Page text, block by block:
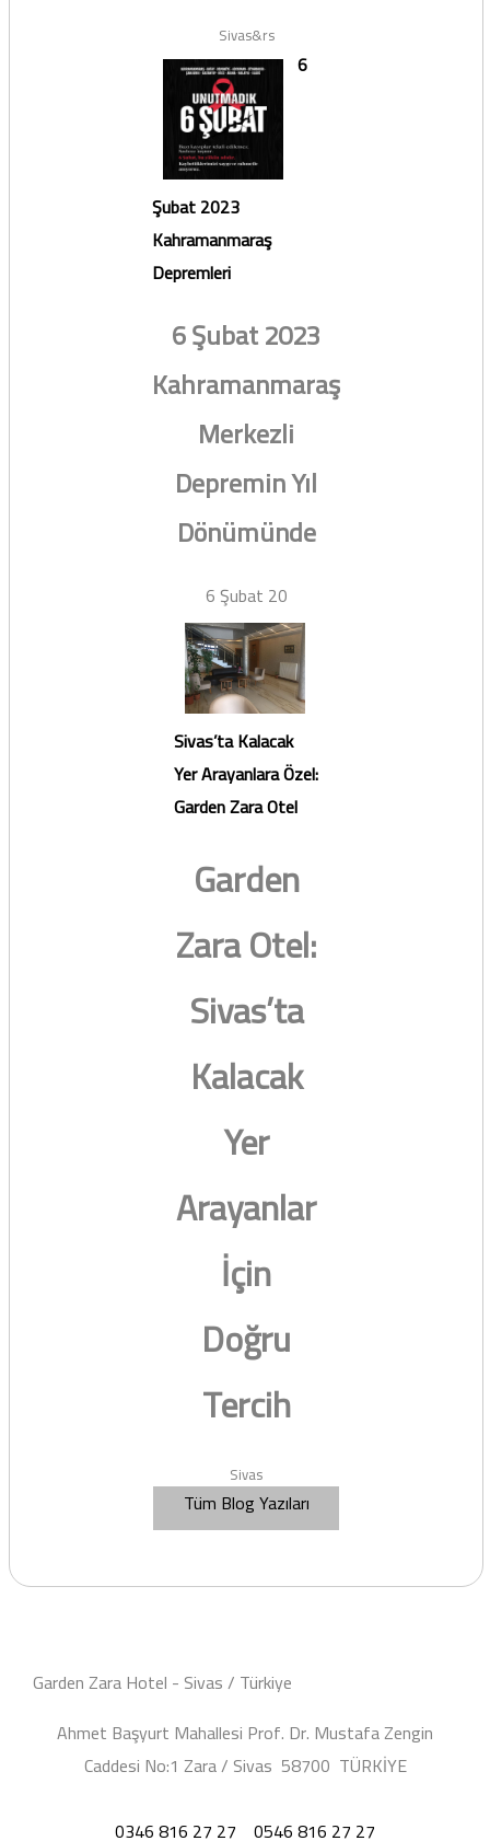
Sivas&rs
6
Şubat 2023
Kahramanmaraş
Depremleri
6 Şubat 2023
Kahramanmaraş
Merkezli
Depremin Yıl
Dönümünde
6 Şubat 20
Sivas’ta Kalacak
Yer Arayanlara Özel:
Garden Zara Otel
Garden
Zara Otel:
Sivas’ta
Kalacak
Yer
Arayanlar
İçin
Doğru
Tercih
Sivas
Tüm Blog Yazıları
Garden Zara Hotel - Sivas / Türkiye
Ahmet Başyurt Mahallesi Prof. Dr. Mustafa Zengin
Caddesi No:1 Zara / Sivas 58700 TÜRKİYE
0346 816 27 27 0546 816 27 27